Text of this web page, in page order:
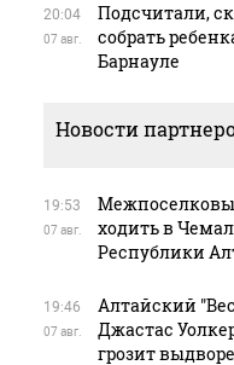
20:04
07 авг.
Подсчитали,
собрать
Барнауле
Новости
19:53
07 авг.
ходить в
Республики
19:46
07 авг.
Алтайский
Джастас
грозит